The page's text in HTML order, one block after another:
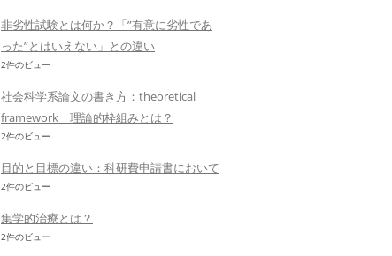
非劣性試験とは何か？「”有意に劣性であ
った”とはいえない」との違い
2件のビュー
社会科学系論文の書き方：theoretical
framework 理論的枠組みとは？
2件のビュー
目的と目標の違い：科研費申請書において
2件のビュー
集学的治療とは？
2件のビュー